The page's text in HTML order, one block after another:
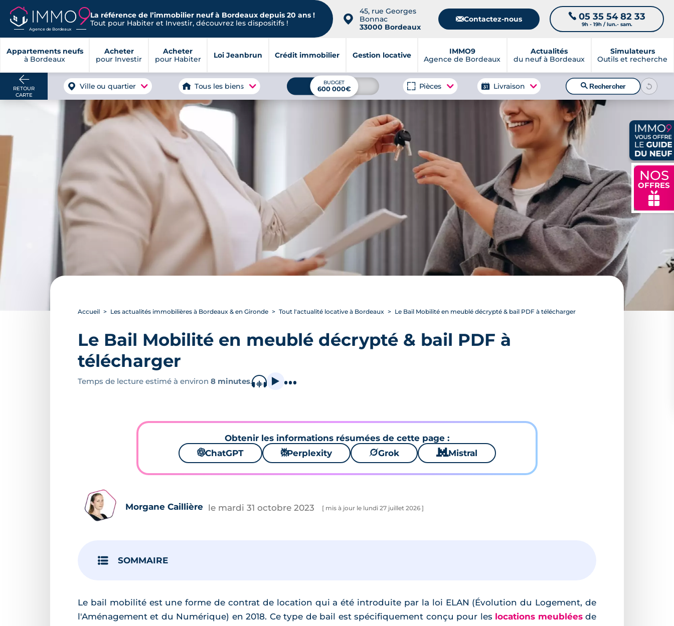
Agence de Bordeaux
La référence de l’immobilier neuf à Bordeaux depuis 20 ans !
Tout pour Habiter et Investir, découvrez les dispositifs !
📍
45, rue Georges
Bonnac
33000 Bordeaux
📧Contactez-nous 📞 05 35 54 82 33
9h - 19h / lun.- sam.
Appartements neufs
à Bordeaux
Acheter
pour Investir
Acheter
pour Habiter
Loi Jeanbrun Crédit immobilier Gestion locative
IMMO9
Agence de Bordeaux
Actualités
du neuf à Bordeaux
Simulateurs
Outils et recherche
NOS
OFFRES
🎁
RETOUR
CARTE
Ville ou quartier Tous les biens BUDGET
600 000€ Pièces Livraison 🔍Rechercher
Accueil Les actualités immobilières à Bordeaux & en Gironde Tout l'actualité locative à Bordeaux Le Bail Mobilité en meublé décrypté & bail PDF à télécharger
Le Bail Mobilité en meublé décrypté & bail PDF à
télécharger
Temps de lecture estimé à environ 8 minutes.
Obtenir les informations résumées de cette page :
🌌ChatGPT ⚙Perplexity 🪐Grok 🐱 Mistral
Morgane Caillière le mardi 31 octobre 2023 [ mis à jour le lundi 27 juillet 2026 ]
SOMMAIRE
Le bail mobilité est une forme de contrat de location qui a été introduite par la loi ELAN (Évolution du Logement, de
l'Aménagement et du Numérique) en 2018. Ce type de bail est spécifiquement conçu pour les locations meubléesde